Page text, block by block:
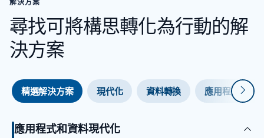
尋找可將構思轉化為行動的解
決方案
精選解決方案 現代化 資料轉換 應用程式開發
下一
應用程式和資料現代化